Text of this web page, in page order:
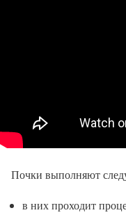
Почки выполняют
в них проходит